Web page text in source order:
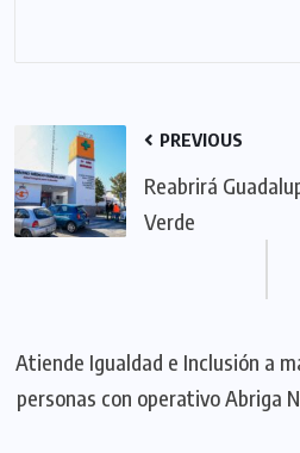
PREVIOUS
Reabrirá
Verde
Atiende Igualdad e Inclusión a
personas con operativo Abriga